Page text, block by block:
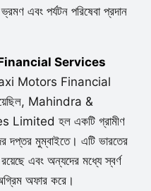
এবং পর্যটন পরিষেবা প্রদান
Services
Motors Financial
Mahindra &
হল একটি গ্রামীণ
দপ্তর মুম্বাইতে। এটি ভারতের
রয়েছে এবং অন্যদের মধ্যে স্বর্ণ
অফার করে।